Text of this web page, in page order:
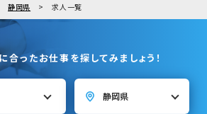
静岡県 求人一覧
合ったお仕事を探してみましょう！